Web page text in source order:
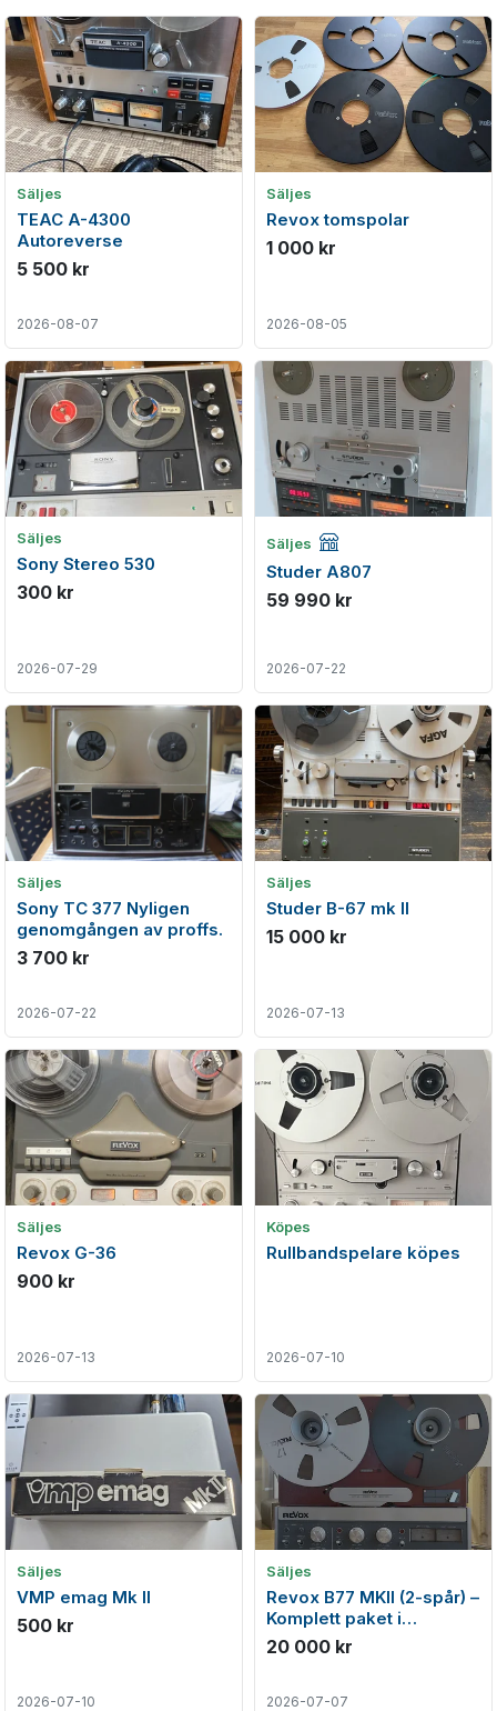
Säljes
TEAC A-4300
Autoreverse
5 500 kr
2026-08-07
Säljes
Revox tomspolar
1 000 kr
2026-08-05
Säljes
Sony Stereo 530
300 kr
2026-07-29
Säljes Företagsannons
Studer A807
59 990 kr
2026-07-22
Säljes
Sony TC 377 Nyligen
genomgången av proffs.
3 700 kr
2026-07-22
Säljes
Studer B-67 mk ll
15 000 kr
2026-07-13
Säljes
Revox G-36
900 kr
2026-07-13
Köpes
Rullbandspelare köpes
2026-07-10
Säljes
VMP emag Mk II
500 kr
2026-07-10
Säljes
Revox B77 MKII (2-spår) –
Komplett paket i
toppskick
20 000 kr
2026-07-07